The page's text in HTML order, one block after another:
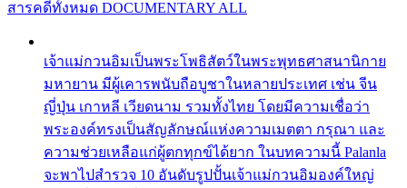
สารคดีทั้งหมด DOCUMENTARY ALL
เจ้าแม่กวนอิมเป็นพระโพธิสัตว์ในพระพุทธศาสนานิกาย
มหายาน มีผู้เคารพนับถือบูชาในหลายประเทศ เช่น จีน
ญี่ปุ่น เกาหลี เวียดนาม รวมทั้งไทย โดยมีความเชื่อว่า
พระองค์ทรงเป็นสัญลักษณ์แห่งความเมตตา กรุณา และ
ความช่วยเหลือแก่ผู้ตกทุกข์ได้ยาก ในบทความนี้ Palanla
จะพาไปสำรวจ 10 อันดับรูปปั้นเจ้าแม่กวนอิมองค์ใหญ่